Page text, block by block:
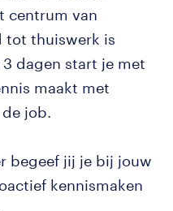
centrum van
tot thuiswerk is
3 dagen start je met
maakt met
job.
begeef jij je bij jouw
kennismaken